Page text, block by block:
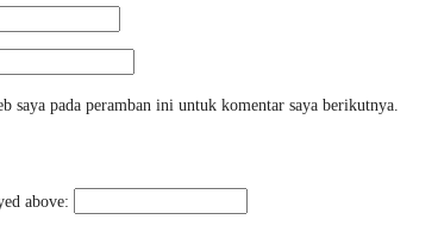
saya pada peramban ini untuk komentar saya berikutnya.
above: